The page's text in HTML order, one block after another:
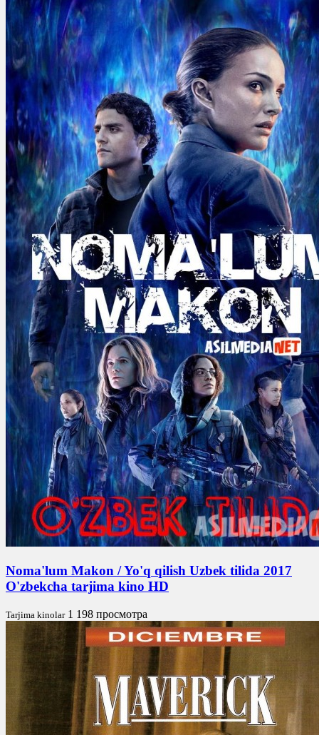
Noma'lum Makon / Yo'q qilish Uzbek tilida 2017
O'zbekcha tarjima kino HD
Tarjima kinolar 1 198 просмотра